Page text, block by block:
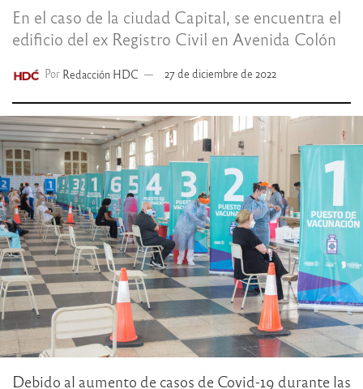
En el caso de la ciudad Capital, se encuentra el
edificio del ex Registro Civil en Avenida Colón
Por Redacción HDC 27 de diciembre de 2022
Debido al aumento de casos de Covid-19 durante las